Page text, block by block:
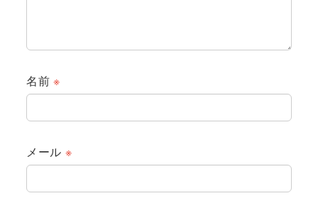
名前※
メール ※